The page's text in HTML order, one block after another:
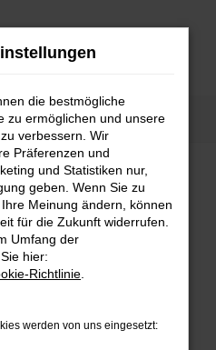
UND
die bestmögliche
zu ermöglichen und unsere
verbessern. Wir
Präferenzen und
und Statistiken nur,
geben. Wenn Sie zu
Meinung ändern, können
für die Zukunft widerrufen.
Umfang der
hier:
Richtlinie
werden von uns eingesetzt: